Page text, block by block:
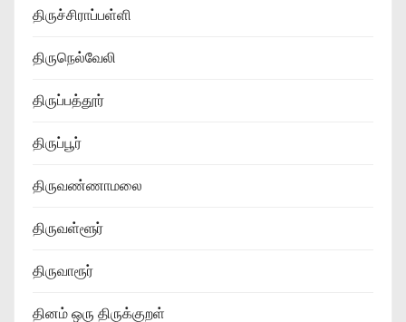
திருச்சிராப்பள்ளி
திருநெல்வேலி
திருப்பத்தூர்
திருப்பூர்
திருவண்ணாமலை
திருவள்ளூர்
திருவாரூர்
தினம் ஒரு திருக்குறள்